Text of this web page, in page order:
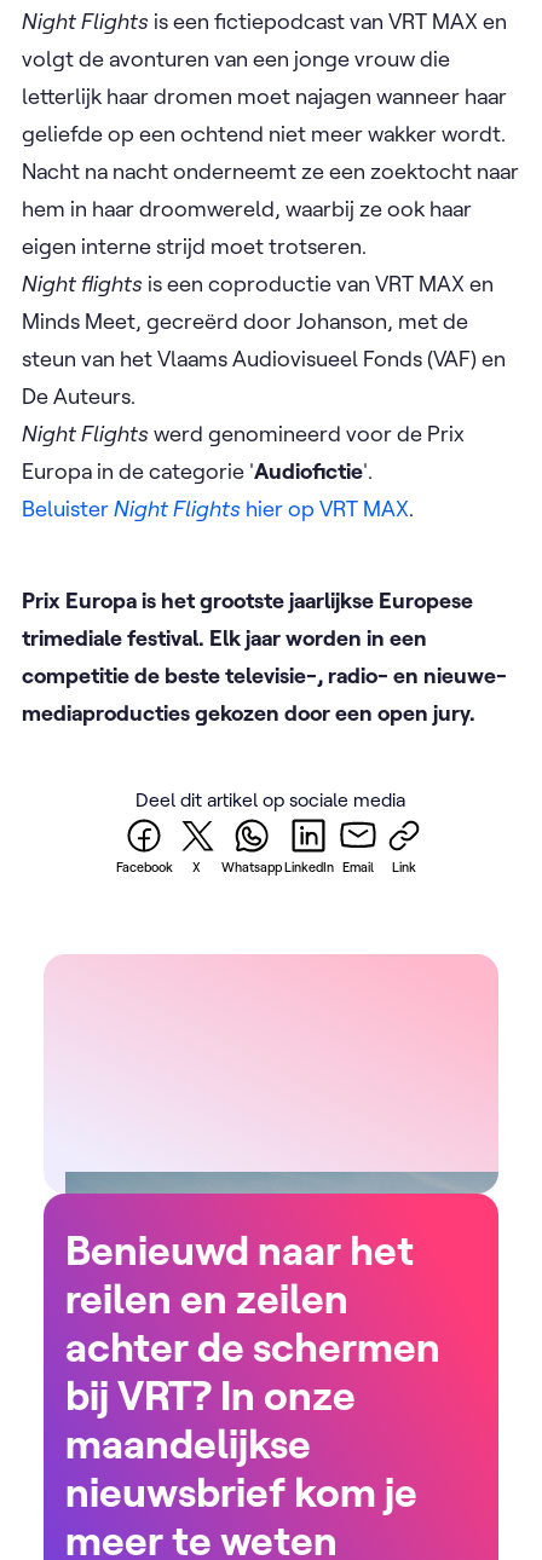
Night Flights is een fictiepodcast van VRT MAX en
volgt de avonturen van een jonge vrouw die
letterlijk haar dromen moet najagen wanneer haar
geliefde op een ochtend niet meer wakker wordt.
Nacht na nacht onderneemt ze een zoektocht naar
hem in haar droomwereld, waarbij ze ook haar
eigen interne strijd moet trotseren.
Night flights is een coproductie van VRT MAX en
Minds Meet, gecreërd door Johanson, met de
steun van het Vlaams Audiovisueel Fonds (VAF) en
De Auteurs.
Night Flightswerd genomineerd voor de Prix
Europa in de categorie 'Audiofictie'.
BeluisterNight Flights hier op VRT MAX.
Prix Europa is het grootste jaarlijkse Europese
trimediale festival. Elk jaar worden in een
competitie de beste televisie-, radio- en nieuwe-
mediaproducties gekozen door een open jury.
Deel dit artikel op sociale media
Facebook X WhatsappLinkedIn Email Link
Benieuwd naar het
reilen en zeilen
achter de schermen
bij VRT? In onze
maandelijkse
nieuwsbrief kom je
meer te weten